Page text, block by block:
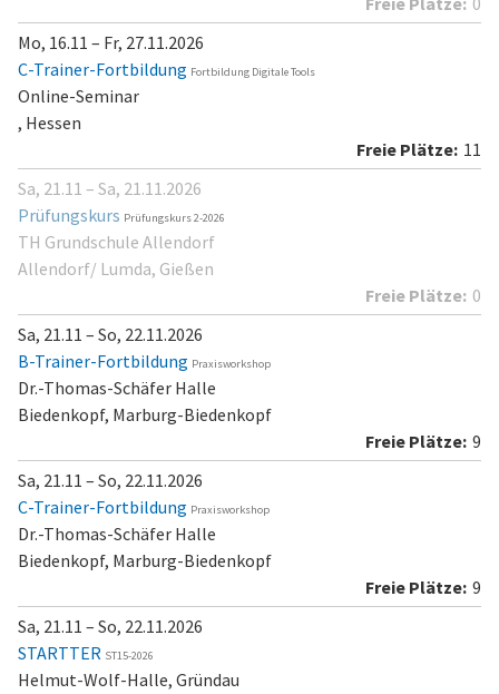
Mo, 16.11 – Fr, 27.11.2026
C-Trainer-Fortbildung Fortbildung Digitale Tools
Online-Seminar
, Hessen
11
Sa, 21.11 – Sa, 21.11.2026
Prüfungskurs Prüfungskurs 2-2026
TH Grundschule Allendorf
Allendorf/ Lumda, Gießen
0
Sa, 21.11 – So, 22.11.2026
B-Trainer-Fortbildung Praxisworkshop
Dr.-Thomas-Schäfer Halle
Biedenkopf, Marburg-Biedenkopf
9
Sa, 21.11 – So, 22.11.2026
C-Trainer-Fortbildung Praxisworkshop
Dr.-Thomas-Schäfer Halle
Biedenkopf, Marburg-Biedenkopf
9
Sa, 21.11 – So, 22.11.2026
STARTTER ST15-2026
Helmut-Wolf-Halle, Gründau